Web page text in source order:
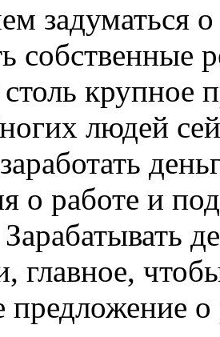
задуматься
собственные
крупное
людей
о работе и
главное,
предложение о